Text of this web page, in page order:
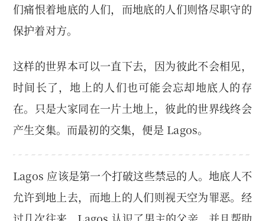
们痛恨着地底的人们，而地底的人们则恪尽职守的
保护着对方。
这样的世界本可以一直下去，因为彼此不会相见，
时间长了，地上的人们也可能会忘却地底人的存
在。只是大家同在一片土地上，彼此的世界线终会
产生交集。而最初的交集，便是 Lagos。
Lagos 应该是第一个打破这些禁忌的人。地底人不
允许到地上去，而地上的人们则视天空为罪恶。经
过几次往来，Lagos 认识了男主的父亲，并且帮助